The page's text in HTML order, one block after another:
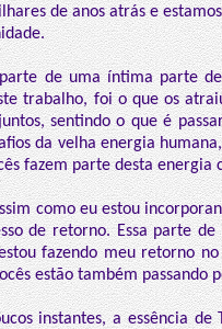
de anos atrás e
de uma íntima parte
trabalho, foi o que os
sentindo o que é
da velha energia
fazem parte desta energia
como eu estou
de retorno. Essa parte
fazendo meu retorno
estão também
instantes, a essência